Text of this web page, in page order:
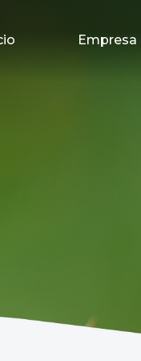
Empresa